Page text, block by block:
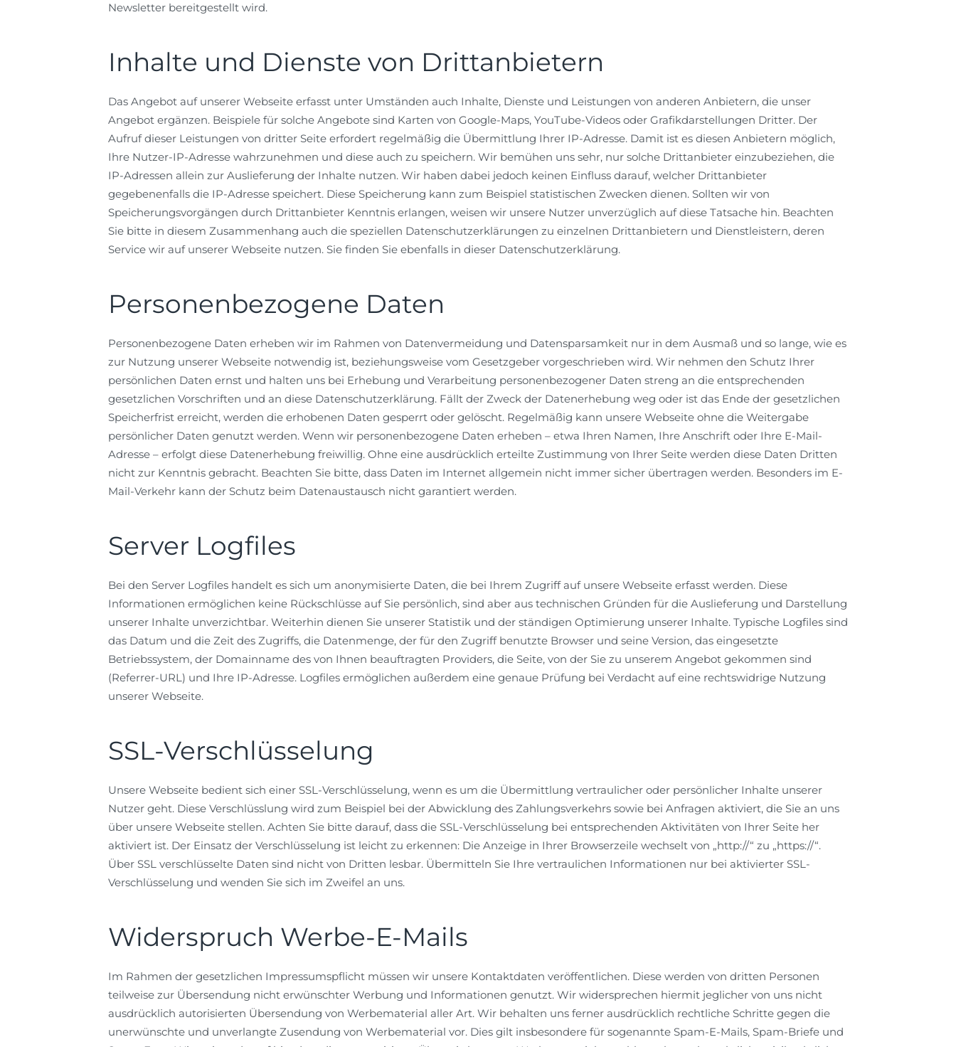
Newsletter bereitgestellt wird.
Inhalte und Dienste von Drittanbietern
Das Angebot auf unserer Webseite erfasst unter Umständen auch Inhalte, Dienste und Leistungen von anderen Anbietern, die unser
Angebot ergänzen. Beispiele für solche Angebote sind Karten von Google-Maps, YouTube-Videos oder Grafikdarstellungen Dritter. Der
Aufruf dieser Leistungen von dritter Seite erfordert regelmäßig die Übermittlung Ihrer IP-Adresse. Damit ist es diesen Anbietern möglich,
Ihre Nutzer-IP-Adresse wahrzunehmen und diese auch zu speichern. Wir bemühen uns sehr, nur solche Drittanbieter einzubeziehen, die
IP-Adressen allein zur Auslieferung der Inhalte nutzen. Wir haben dabei jedoch keinen Einfluss darauf, welcher Drittanbieter
gegebenenfalls die IP-Adresse speichert. Diese Speicherung kann zum Beispiel statistischen Zwecken dienen. Sollten wir von
Speicherungsvorgängen durch Drittanbieter Kenntnis erlangen, weisen wir unsere Nutzer unverzüglich auf diese Tatsache hin. Beachten
Sie bitte in diesem Zusammenhang auch die speziellen Datenschutzerklärungen zu einzelnen Drittanbietern und Dienstleistern, deren
Service wir auf unserer Webseite nutzen. Sie finden Sie ebenfalls in dieser Datenschutzerklärung.
Personenbezogene Daten
Personenbezogene Daten erheben wir im Rahmen von Datenvermeidung und Datensparsamkeit nur in dem Ausmaß und so lange, wie es
zur Nutzung unserer Webseite notwendig ist, beziehungsweise vom Gesetzgeber vorgeschrieben wird. Wir nehmen den Schutz Ihrer
persönlichen Daten ernst und halten uns bei Erhebung und Verarbeitung personenbezogener Daten streng an die entsprechenden
gesetzlichen Vorschriften und an diese Datenschutzerklärung. Fällt der Zweck der Datenerhebung weg oder ist das Ende der gesetzlichen
Speicherfrist erreicht, werden die erhobenen Daten gesperrt oder gelöscht. Regelmäßig kann unsere Webseite ohne die Weitergabe
persönlicher Daten genutzt werden. Wenn wir personenbezogene Daten erheben – etwa Ihren Namen, Ihre Anschrift oder Ihre E-Mail-
Adresse – erfolgt diese Datenerhebung freiwillig. Ohne eine ausdrücklich erteilte Zustimmung von Ihrer Seite werden diese Daten Dritten
nicht zur Kenntnis gebracht. Beachten Sie bitte, dass Daten im Internet allgemein nicht immer sicher übertragen werden. Besonders im E-
Mail-Verkehr kann der Schutz beim Datenaustausch nicht garantiert werden.
Server Logfiles
Bei den Server Logfiles handelt es sich um anonymisierte Daten, die bei Ihrem Zugriff auf unsere Webseite erfasst werden. Diese
Informationen ermöglichen keine Rückschlüsse auf Sie persönlich, sind aber aus technischen Gründen für die Auslieferung und Darstellung
unserer Inhalte unverzichtbar. Weiterhin dienen Sie unserer Statistik und der ständigen Optimierung unserer Inhalte. Typische Logfiles sind
das Datum und die Zeit des Zugriffs, die Datenmenge, der für den Zugriff benutzte Browser und seine Version, das eingesetzte
Betriebssystem, der Domainname des von Ihnen beauftragten Providers, die Seite, von der Sie zu unserem Angebot gekommen sind
(Referrer-URL) und Ihre IP-Adresse. Logfiles ermöglichen außerdem eine genaue Prüfung bei Verdacht auf eine rechtswidrige Nutzung
unserer Webseite.
SSL-Verschlüsselung
Unsere Webseite bedient sich einer SSL-Verschlüsselung, wenn es um die Übermittlung vertraulicher oder persönlicher Inhalte unserer
Nutzer geht. Diese Verschlüsslung wird zum Beispiel bei der Abwicklung des Zahlungsverkehrs sowie bei Anfragen aktiviert, die Sie an uns
über unsere Webseite stellen. Achten Sie bitte darauf, dass die SSL-Verschlüsselung bei entsprechenden Aktivitäten von Ihrer Seite her
aktiviert ist. Der Einsatz der Verschlüsselung ist leicht zu erkennen: Die Anzeige in Ihrer Browserzeile wechselt von „http://“ zu „https://“.
Über SSL verschlüsselte Daten sind nicht von Dritten lesbar. Übermitteln Sie Ihre vertraulichen Informationen nur bei aktivierter SSL-
Verschlüsselung und wenden Sie sich im Zweifel an uns.
Widerspruch Werbe-E-Mails
Im Rahmen der gesetzlichen Impressumspflicht müssen wir unsere Kontaktdaten veröffentlichen. Diese werden von dritten Personen
teilweise zur Übersendung nicht erwünschter Werbung und Informationen genutzt. Wir widersprechen hiermit jeglicher von uns nicht
ausdrücklich autorisierten Übersendung von Werbematerial aller Art. Wir behalten uns ferner ausdrücklich rechtliche Schritte gegen die
unerwünschte und unverlangte Zusendung von Werbematerial vor. Dies gilt insbesondere für sogenannte Spam-E-Mails, Spam-Briefe und